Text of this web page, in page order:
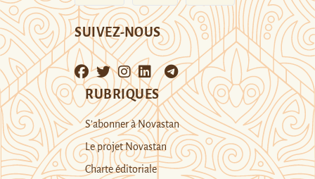
SUIVEZ-NOUS
RUBRIQUES
S’abonner à Novastan
Le projet Novastan
Charte éditoriale